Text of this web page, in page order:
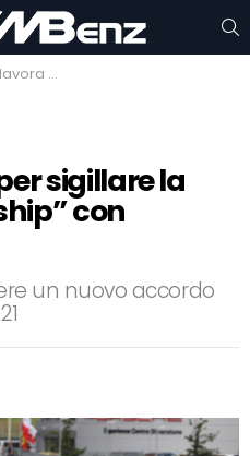
con Mercedes
sigillare la
con
un nuovo accordo